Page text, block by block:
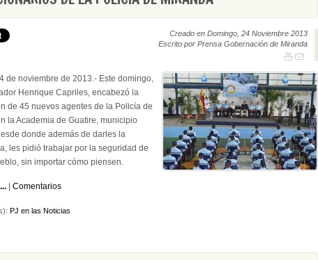
Creado en Domingo, 24 Noviembre 2013
Escrito por Prensa Gobernación de Miranda
de noviembre de 2013.- Este domingo,
Henrique Capriles, encabezó la
de 45 nuevos agentes de la Policía de
la Academia de Guatire, municipio
donde además de darles la
les pidió trabajar por la seguridad de
sin importar cómo piensen.
Comentarios
PJ en las Noticias